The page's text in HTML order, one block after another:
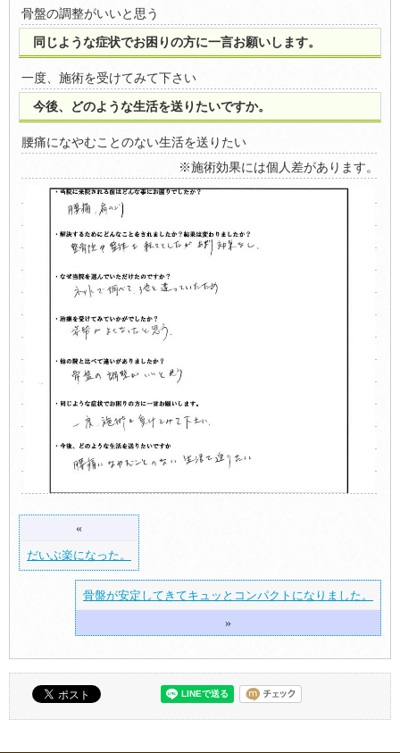
骨盤の調整がいいと思う
同じような症状でお困りの方に一言お願いします。
一度、施術を受けてみて下さい
今後、どのような生活を送りたいですか。
腰痛になやむことのない生活を送りたい
※施術効果には個人差があります。
«
だいぶ楽になった。
骨盤が安定してきてキュッとコンパクトになりました。
»